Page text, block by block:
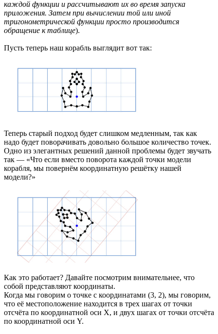
каждой функции и рассчитывают их во время запуска
приложения. Затем при вычислении той или иной
тригонометрической функции просто производится
обращение к таблице).
Пусть теперь наш корабль выглядит вот так:
Теперь старый подход будет слишком медленным, так как
надо будет поворачивать довольно большое количество точек.
Одно из элегантных решений данной проблемы будет звучать
так — «Что если вместо поворота каждой точки модели
корабля, мы повернём координатную решётку нашей
модели?»
Как это работает? Давайте посмотрим внимательнее, что
собой представляют координаты.
Когда мы говорим о точке с координатами (3, 2), мы говорим,
что её местоположение находится в трех шагах от точки
отсчёта по координатной оси X, и двух шагах от точки отсчёта
по координатной оси Y.